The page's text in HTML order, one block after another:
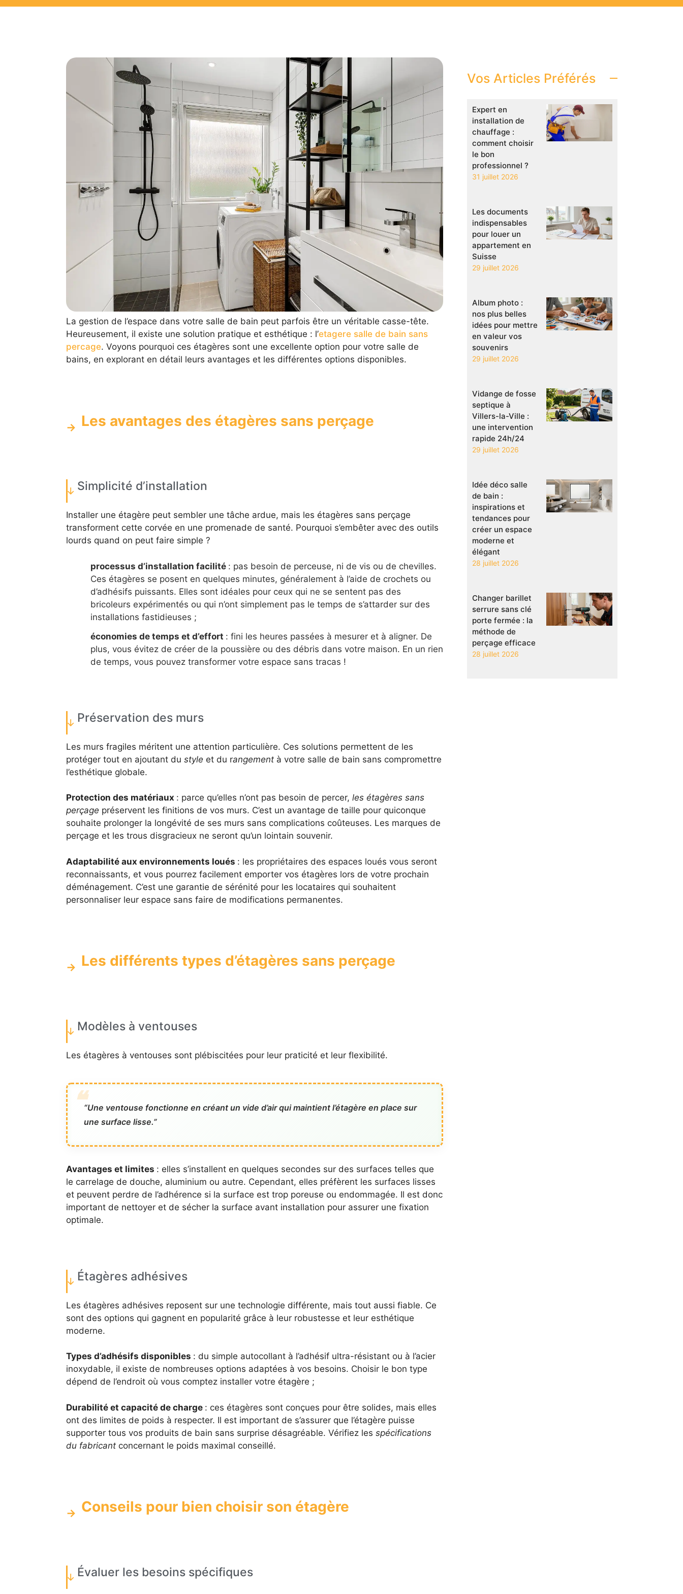
La gestion de l’espace dans votre salle de bain peut parfois être un véritable casse-tête.
Heureusement, il existe une solution pratique et esthétique : l’etagere salle de bain sans
percage. Voyons pourquoi ces étagères sont une excellente option pour votre salle de
bains, en explorant en détail leurs avantages et les différentes options disponibles.
Les avantages des étagères sans perçage
Simplicité d’installation
Installer une étagère peut sembler une tâche ardue, mais les étagères sans perçage
transforment cette corvée en une promenade de santé. Pourquoi s’embêter avec des outils
lourds quand on peut faire simple ?
processus d’installation facilité : pas besoin de perceuse, ni de vis ou de chevilles.
Ces étagères se posent en quelques minutes, généralement à l’aide de crochets ou
d’adhésifs puissants. Elles sont idéales pour ceux qui ne se sentent pas des
bricoleurs expérimentés ou qui n’ont simplement pas le temps de s’attarder sur des
installations fastidieuses ;
économies de temps et d’effort : fini les heures passées à mesurer et à aligner. De
plus, vous évitez de créer de la poussière ou des débris dans votre maison. En un rien
de temps, vous pouvez transformer votre espace sans tracas !
Préservation des murs
Les murs fragiles méritent une attention particulière. Ces solutions permettent de les
protéger tout en ajoutant du style et du rangementà votre salle de bain sans compromettre
l’esthétique globale.
Protection des matériaux : parce qu’elles n’ont pas besoin de percer, les étagères sans
perçage préservent les finitions de vos murs. C’est un avantage de taille pour quiconque
souhaite prolonger la longévité de ses murs sans complications coûteuses. Les marques de
perçage et les trous disgracieux ne seront qu’un lointain souvenir.
Adaptabilité aux environnements loués : les propriétaires des espaces loués vous seront
reconnaissants, et vous pourrez facilement emporter vos étagères lors de votre prochain
déménagement. C’est une garantie de sérénité pour les locataires qui souhaitent
personnaliser leur espace sans faire de modifications permanentes.
Les différents types d’étagères sans perçage
Modèles à ventouses
Les étagères à ventouses sont plébiscitées pour leur praticité et leur flexibilité.
“Une ventouse fonctionne en créant un vide d’air qui maintient l’étagère en place sur
une surface lisse.”
Avantages et limites : elles s’installent en quelques secondes sur des surfaces telles que
le carrelage de douche, aluminium ou autre. Cependant, elles préfèrent les surfaces lisses
et peuvent perdre de l’adhérence si la surface est trop poreuse ou endommagée. Il est donc
important de nettoyer et de sécher la surface avant installation pour assurer une fixation
optimale.
Étagères adhésives
Les étagères adhésives reposent sur une technologie différente, mais tout aussi fiable. Ce
sont des options qui gagnent en popularité grâce à leur robustesse et leur esthétique
moderne.
Types d’adhésifs disponibles : du simple autocollant à l’adhésif ultra-résistant ou à l’acier
inoxydable, il existe de nombreuses options adaptées à vos besoins. Choisir le bon type
dépend de l’endroit où vous comptez installer votre étagère ;
Durabilité et capacité de charge : ces étagères sont conçues pour être solides, mais elles
ont des limites de poids à respecter. Il est important de s’assurer que l’étagère puisse
supporter tous vos produits de bain sans surprise désagréable. Vérifiez les spécifications
du fabricant concernant le poids maximal conseillé.
Conseils pour bien choisir son étagère
Évaluer les besoins spécifiques
Vos Articles Préférés
Expert en
installation de
chauffage :
comment choisir
le bon
professionnel ?
31 juillet 2026
Les documents
indispensables
pour louer un
appartement en
Suisse
29 juillet 2026
Album photo :
nos plus belles
idées pour mettre
en valeur vos
souvenirs
29 juillet 2026
Vidange de fosse
septique à
Villers-la-Ville :
une intervention
rapide 24h/24
29 juillet 2026
Idée déco salle
de bain :
inspirations et
tendances pour
créer un espace
moderne et
élégant
28 juillet 2026
Changer barillet
serrure sans clé
porte fermée : la
méthode de
perçage efficace
28 juillet 2026